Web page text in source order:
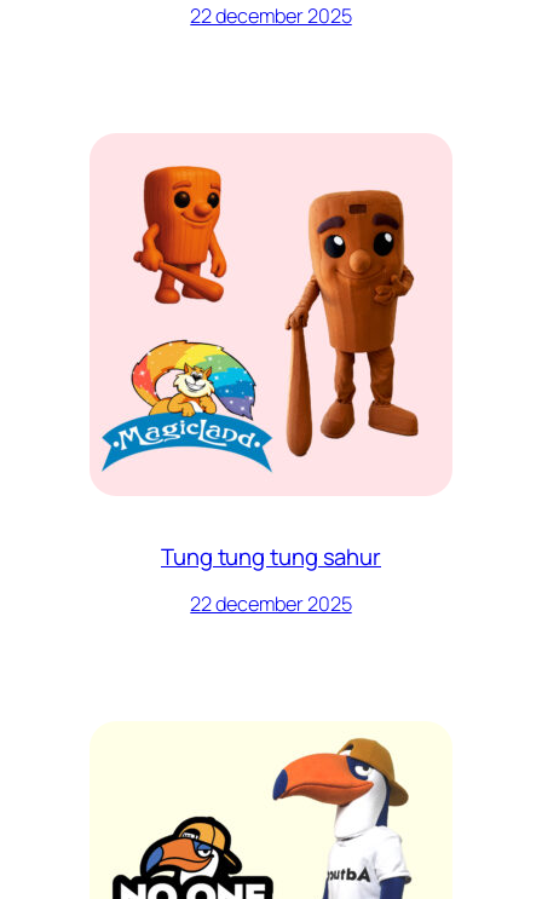
22 december 2025
Tung tung tung sahur
22 december 2025